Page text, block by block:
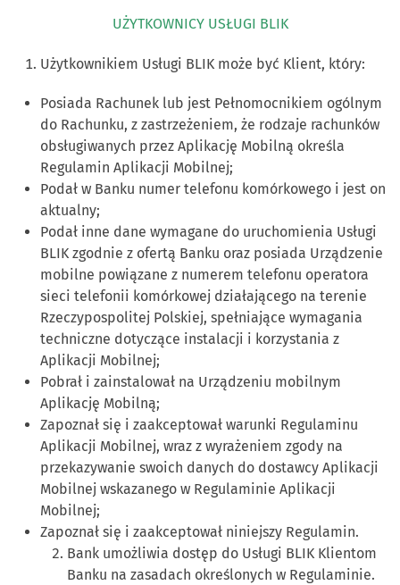
UŻYTKOWNICY USŁUGI BLIK
Użytkownikiem Usługi BLIK może być Klient, który:
Posiada Rachunek lub jest Pełnomocnikiem ogólnym
do Rachunku, z zastrzeżeniem, że rodzaje rachunków
obsługiwanych przez Aplikację Mobilną określa
Regulamin Aplikacji Mobilnej;
Podał w Banku numer telefonu komórkowego i jest on
aktualny;
Podał inne dane wymagane do uruchomienia Usługi
BLIK zgodnie z ofertą Banku oraz posiada Urządzenie
mobilne powiązane z numerem telefonu operatora
sieci telefonii komórkowej działającego na terenie
Rzeczypospolitej Polskiej, spełniające wymagania
techniczne dotyczące instalacji i korzystania z
Aplikacji Mobilnej;
Pobrał i zainstalował na Urządzeniu mobilnym
Aplikację Mobilną;
Zapoznał się i zaakceptował warunki Regulaminu
Aplikacji Mobilnej, wraz z wyrażeniem zgody na
przekazywanie swoich danych do dostawcy Aplikacji
Mobilnej wskazanego w Regulaminie Aplikacji
Mobilnej;
Zapoznał się i zaakceptował niniejszy Regulamin.
Bank umożliwia dostęp do Usługi BLIK Klientom
Banku na zasadach określonych w Regulaminie.